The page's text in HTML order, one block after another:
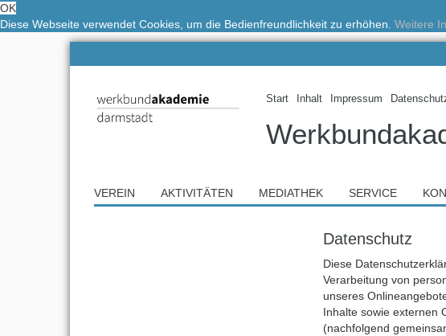
OK
Diese Webseite verwendet Cookies, um die Bedienfreundlichkeit zu erhöhen. Weitere
Start Inhalt Impressum
VEREIN AKTIVITÄTEN MEDIATHEK SERVICE
Datenschutz
Diese
Verarbeitung von
unseres
Inhalte sowie externen
(nachfolgend